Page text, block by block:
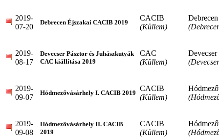
2019-
07-20
Debrecen Éjszakai CACIB 2019
CACIB
(Küllem)
Debrecen
2019-
08-17
Devecser Pásztor és Juhászkutyák
CAC kiállítása 2019
CAC
(Küllem)
Devecser
2019-
09-07
Hódmezővásárhely I. CACIB 2019
CACIB
(Küllem)
2019-
09-08
Hódmezővásárhely II. CACIB
2019
CACIB
(Küllem)